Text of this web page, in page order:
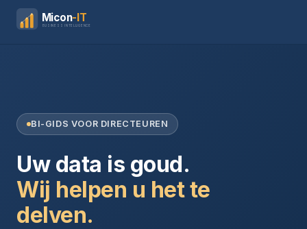
Micon-IT
BUSINESS INTELLIGENCE
BI-GIDS VOOR DIRECTEUREN
Uw data is goud.
Wij helpen u het te
delven.